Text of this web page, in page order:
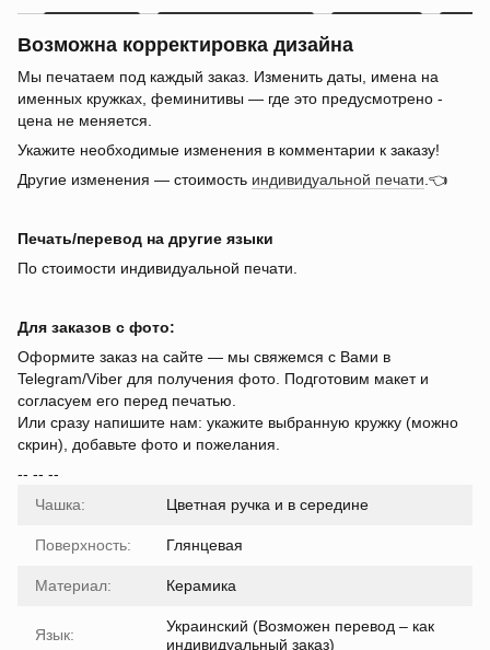
Возможна корректировка дизайна
Мы печатаем под каждый заказ. Изменить даты, имена на
именных кружках, феминитивы — где это предусмотрено -
цена не меняется.
Укажите необходимые изменения в комментарии к заказу!
Другие изменения — стоимость индивидуальной печати .👈
Печать/перевод на другие языки
По стоимости индивидуальной печати.
Для заказов с фото:
Оформите заказ на сайте — мы свяжемся с Вами в
Telegram/Viber для получения фото. Подготовим макет и
согласуем его перед печатью.
Или сразу напишите нам: укажите выбранную кружку (можно
скрин), добавьте фото и пожелания.
-- -- --
Чашка:
Цветная ручка и в середине
Поверхность: Глянцевая
Материал: Керамика
Язык:
Украинский (Возможен перевод – как
индивидуальный заказ)